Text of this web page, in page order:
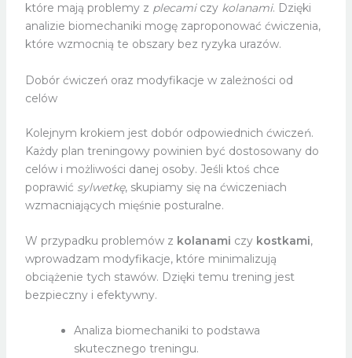
które mają problemy z plecamiczy kolanami. Dzięki
analizie biomechaniki mogę zaproponować ćwiczenia,
które wzmocnią te obszary bez ryzyka urazów.
Dobór ćwiczeń oraz modyfikacje w zależności od
celów
Kolejnym krokiem jest dobór odpowiednich ćwiczeń.
Każdy plan treningowy powinien być dostosowany do
celów i możliwości danej osoby. Jeśli ktoś chce
poprawić sylwetkę, skupiamy się na ćwiczeniach
wzmacniających mięśnie posturalne.
W przypadku problemów z kolanami czy kostkami,
wprowadzam modyfikacje, które minimalizują
obciążenie tych stawów. Dzięki temu trening jest
bezpieczny i efektywny.
Analiza biomechaniki to podstawa
skutecznego treningu.